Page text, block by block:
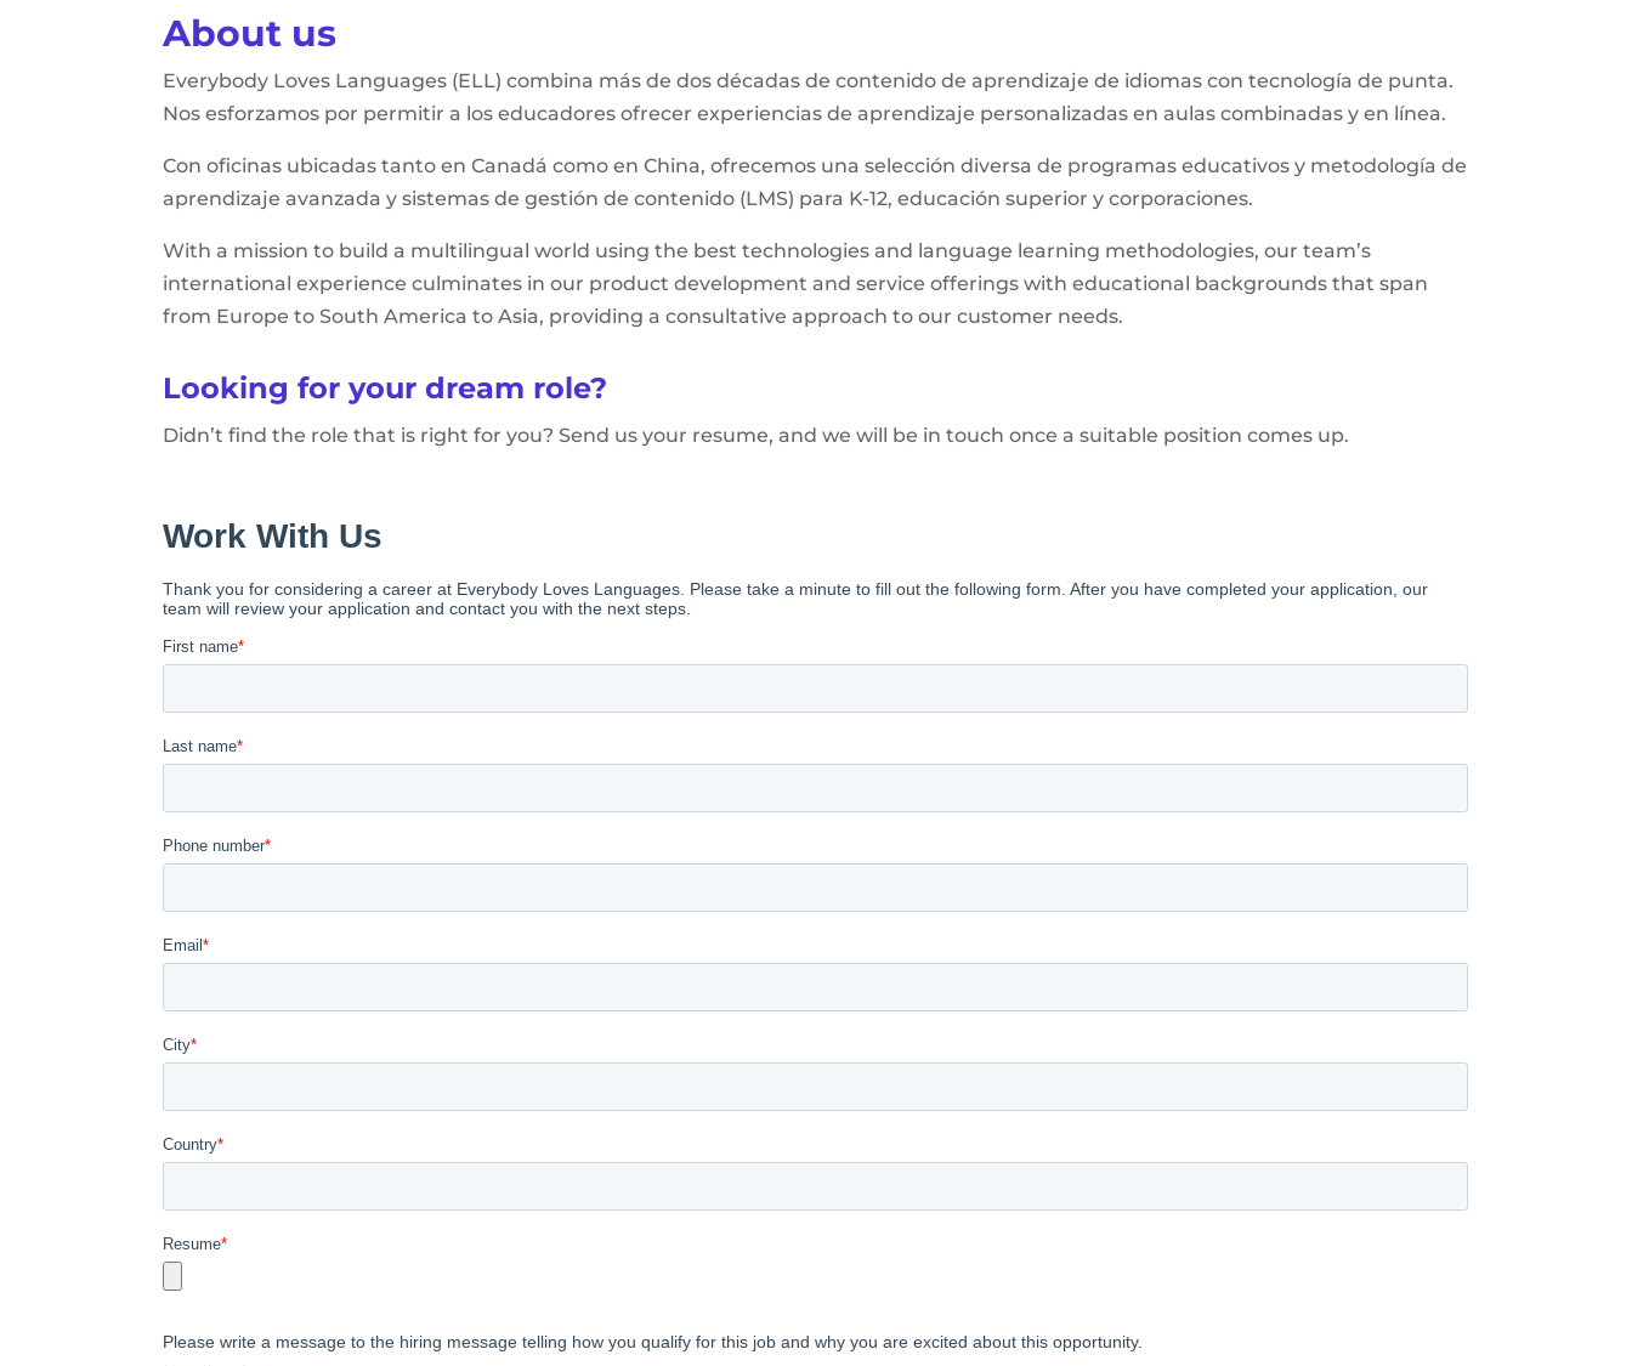
About us
Everybody Loves Languages (ELL) combina más de dos décadas de contenido de aprendizaje de idiomas con tecnología de punta.
Nos esforzamos por permitir a los educadores ofrecer experiencias de aprendizaje personalizadas en aulas combinadas y en línea.
Con oficinas ubicadas tanto en Canadá como en China, ofrecemos una selección diversa de programas educativos y metodología de
aprendizaje avanzada y sistemas de gestión de contenido (LMS) para K-12, educación superior y corporaciones.
With a mission to build a multilingual world using the best technologies and language learning methodologies, our team’s
international experience culminates in our product development and service offerings with educational backgrounds that span
from Europe to South America to Asia, providing a consultative approach to our customer needs.
Looking for your dream role?
Didn’t find the role that is right for you? Send us your resume, and we will be in touch once a suitable position comes up.